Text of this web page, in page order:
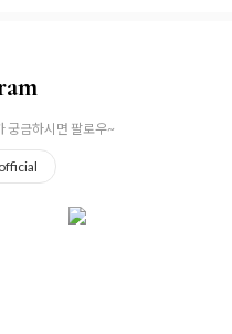
궁금하시면 팔로우~